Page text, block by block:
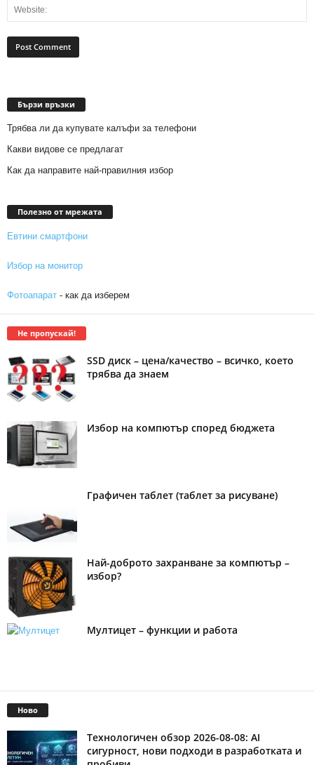
Бързи връзки
Трябва ли да купувате калъфи за телефони
Какви видове се предлагат
Как да направите най-правилния избор
Полезно от мрежата
Евтини смартфони
Избор на монитор
Фотоапарат - как да изберем
Не пропускай!
SSD диск – цена/качество – всичко, което
трябва да знаем
Избор на компютър според бюджета
Графичен таблет (таблет за рисуване)
Най-доброто захранване за компютър –
избор?
Мултицет – функции и работа
Ново
Технологичен обзор 2026-08-08: AI
сигурност, нови подходи в разработката и